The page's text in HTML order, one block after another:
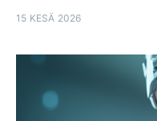
15 KESÄ 2026